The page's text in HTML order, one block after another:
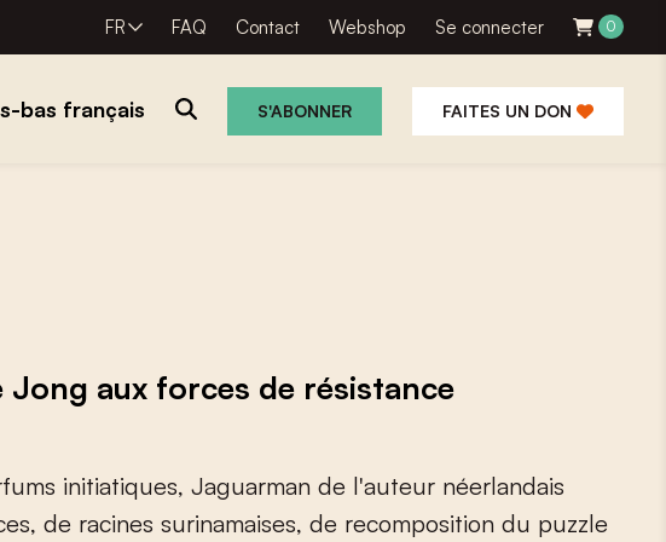
FR FAQ Contact Webshop Se connecter 0
bas français S'ABONNER FAITES UN DON
Jong aux forces de résistance
fums initiatiques, Jaguarman de l'auteur néerlandais
es, de racines surinamaises, de recomposition du puzzle